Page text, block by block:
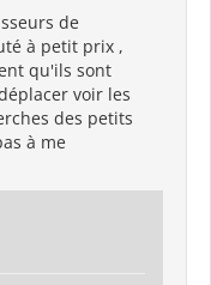
de
à petit prix ,
qu'ils sont
voir les
des petits
à me